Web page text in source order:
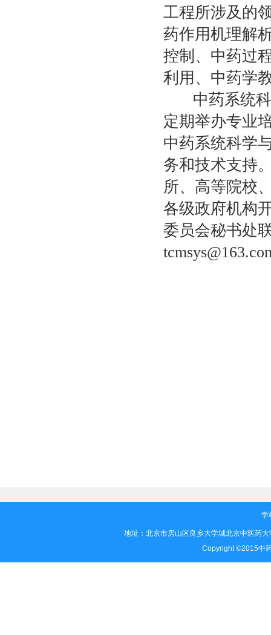
工程所涉及的
药作用机理解
控制、中药过
利用、中药学
中药系统科
定期举办专业
中药系统科学
务和技术支持
所、高等院校
各级政府机构
委员会秘书处
学
地址：北京市房山区良乡大学城北京中医药
Copyright ©2015中